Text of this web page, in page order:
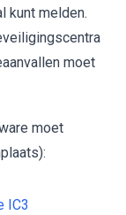
kunt melden.
moet
moet
IC3